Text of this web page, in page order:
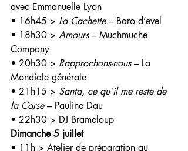
avec Emmanuelle Lyon
• 16h45 > La Cachette – Baro d’evel
• 18h30 > Amours – Muchmuche
Company
• 20h30 > Rapprochons-nous – La
Mondiale générale
• 21h15 > Santa, ce qu’il me reste de
la Corse – Pauline Dau
• 22h30 > DJ Brameloup
Dimanche 5 juillet
• 11h > Atelier de préparation au